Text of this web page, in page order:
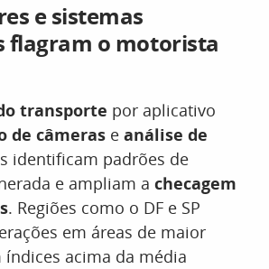
e sistemas
flagram o motorista
transporte por aplicativo
de câmeras e análise de
identificam padrões de
e ampliam a checagem
. Regiões como o DF e SP
em áreas de maior
índices acima da média